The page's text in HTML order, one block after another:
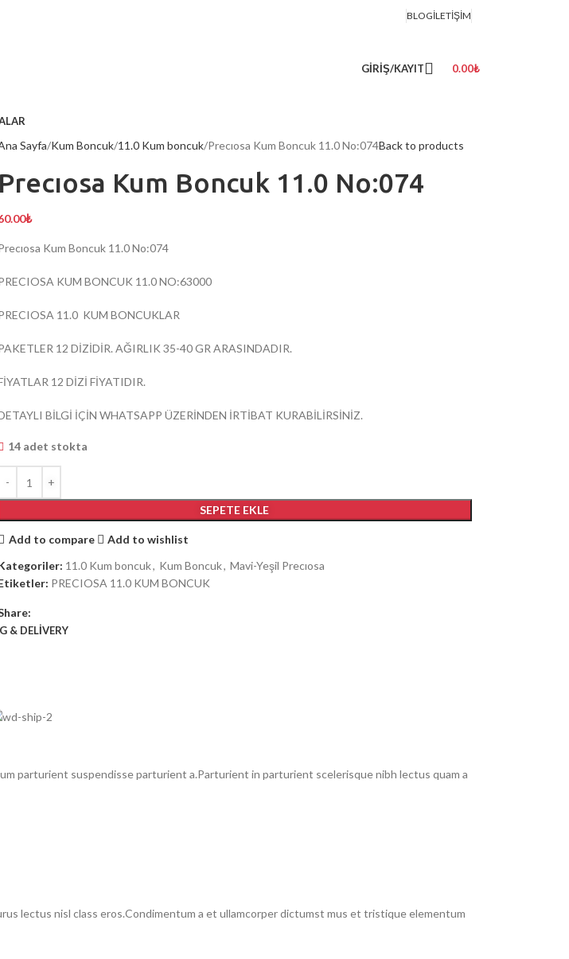
BLOGİLETIŞIM
GIRIŞ/KAYIT 0.00₺
Sayfa Kum Boncuk 11.0 Kum boncuk Precıosa Kum Boncuk 11.0 No:074Back to products
Precıosa Kum Boncuk 11.0 No:074
₺
Kum Boncuk 11.0 No:074
KUM BONCUK 11.0 NO:63000
11.0 KUM BONCUKLAR
12 DİZİDİR. AĞIRLIK 35-40 GR ARASINDADIR.
12 DİZİ FİYATIDIR.
BİLGİ İÇİN WHATSAPP ÜZERİNDEN İRTİBAT KURABİLİRSİNİZ.
14 adet stokta
SEPETE EKLE
Add to compare
Add to wishlist
11.0 Kum boncuk, Kum Boncuk, Mavi-Yeşil Precıosa
PRECIOSA 11.0 KUM BONCUK
& DELIVERY
parturient suspendisse parturient a.Parturient in parturient scelerisque nibh lectus quam a
lectus nisl class eros.Condimentum a et ullamcorper dictumst mus et tristique elementum